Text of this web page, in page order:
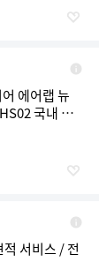
에어랩 뉴
국내 정
서비스 / 전